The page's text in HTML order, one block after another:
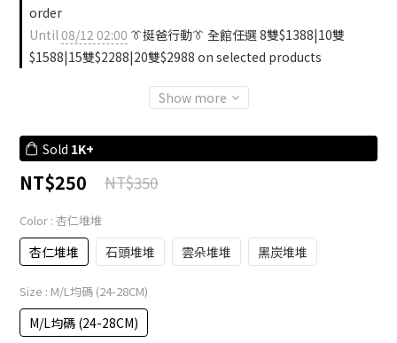
order
Until08/12 02:00 👔挺爸行動👔 全館任選 8雙$1388|10雙
$1588|15雙$2288|20雙$2988 on selected products
Show more
Sold 1K+
NT$250 NT$350
Color : 杏仁堆堆
杏仁堆堆 石頭堆堆 雲朵堆堆 黑炭堆堆
Size : M/L均碼 (24-28CM)
M/L均碼 (24-28CM)